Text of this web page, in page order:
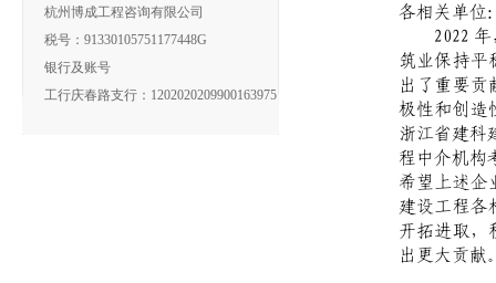
杭州博成工程咨询有限公司
税号：91330105751177448G
银行及账号
工行庆春路支行：1202020209900163975